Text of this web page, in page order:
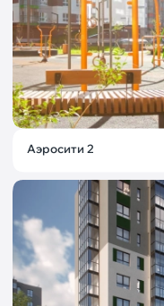
Аэросити 2